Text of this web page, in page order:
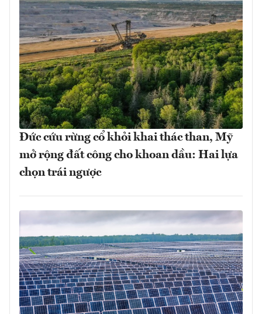
Đức cứu rừng cổ khỏi khai thác than, Mỹ
mở rộng đất công cho khoan dầu: Hai lựa
chọn trái ngược